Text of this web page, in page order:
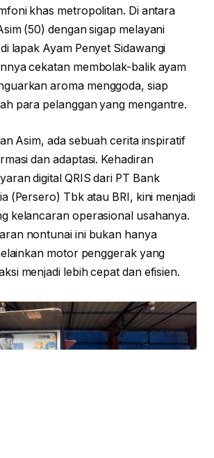
khas metropolitan. Di antara
(50) dengan sigap melayani
lapak Ayam Penyet Sidawangi
cekatan membolak-balik ayam
aroma menggoda, siap
para pelanggan yang mengantre.
Asim, ada sebuah cerita inspiratif
dan adaptasi. Kehadiran
digital QRIS dari PT Bank
(Persero) Tbk atau BRI, kini menjadi
kelancaran operasional usahanya.
nontunai ini bukan hanya
motor penggerak yang
menjadi lebih cepat dan efisien.